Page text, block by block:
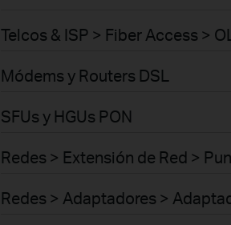
Telcos & ISP > Fiber Access >
Módems y Routers DSL
SFUs y HGUs PON
Redes > Extensión de Red >
Redes > Adaptadores >